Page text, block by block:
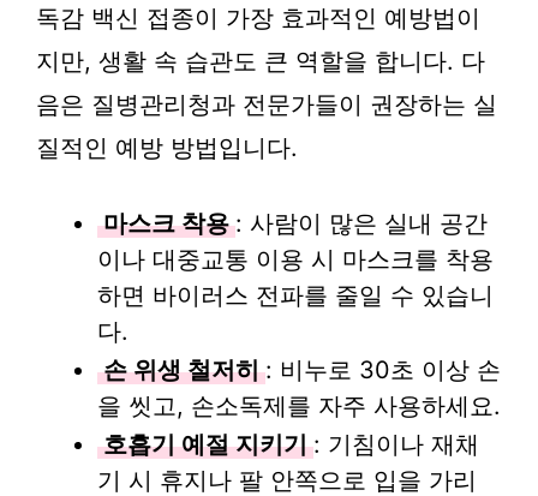
독감 백신 접종이 가장 효과적인 예방법이
지만, 생활 속 습관도 큰 역할을 합니다. 다
음은 질병관리청과 전문가들이 권장하는 실
질적인 예방 방법입니다.
마스크 착용 : 사람이 많은 실내 공간
이나 대중교통 이용 시 마스크를 착용
하면 바이러스 전파를 줄일 수 있습니
다.
손 위생 철저히 : 비누로 30초 이상 손
을 씻고, 손소독제를 자주 사용하세요.
호흡기 예절 지키기 : 기침이나 재채
기 시 휴지나 팔 안쪽으로 입을 가리